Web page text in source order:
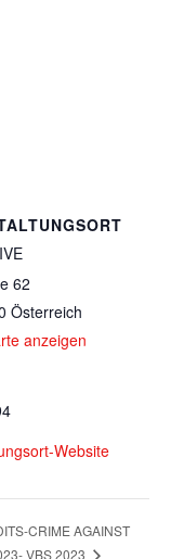
62
Österreich
anzeigen
Website
CRIME AGAINST
VBS 2023